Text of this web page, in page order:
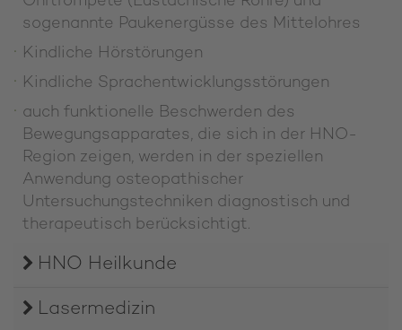
sogenannte Paukenergüsse des Mittelohres
Kindliche Hörstörungen
Kindliche Sprachentwicklungsstörungen
auch funktionelle Beschwerden des
Bewegungsapparates, die sich in der HNO-
Region zeigen, werden in der speziellen
Anwendung osteopathischer
Untersuchungstechniken diagnostisch und
therapeutisch berücksichtigt.
HNO Heilkunde
Lasermedizin